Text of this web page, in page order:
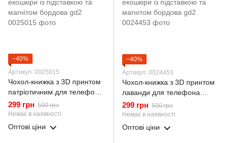
−40%
Артикул: 0025015
Чохол-книжка з 3D принтом
патріотичним для телефона
Realme C11 з екошкіри із
підставкою та магнітом
бордова gd2
299 грн 500 грн
Немає в наявності
Оптові ціни
−40%
Артикул: 0024453
Чохол-книжка з 3D принтом
лаванди для телефона
Realme C11 з екошкіри із
підставкою та магнітом
бордова gd2
299 грн 500 грн
Немає в наявності
Оптові ціни